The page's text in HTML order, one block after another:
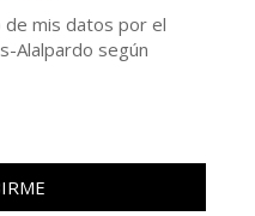
mis datos por el
Alalpardo según